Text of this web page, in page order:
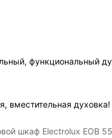
функциональный
вместительная
шкаф Electrolux EOB